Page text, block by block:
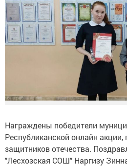
Награждены победители
Республиканской онлайн
защитников отечества.
"Лесхозская СОШ" Наргизу